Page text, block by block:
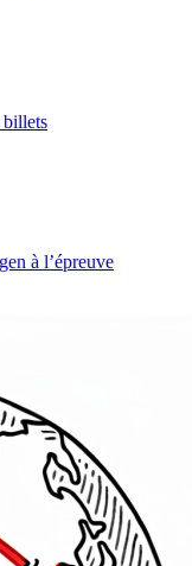
billets
à l’épreuve